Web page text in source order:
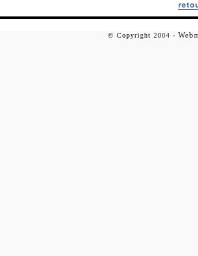
© Copyright 2004 -